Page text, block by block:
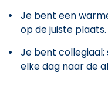
Je bent een
op de juiste plaats.
Je bent
elke dag naar de